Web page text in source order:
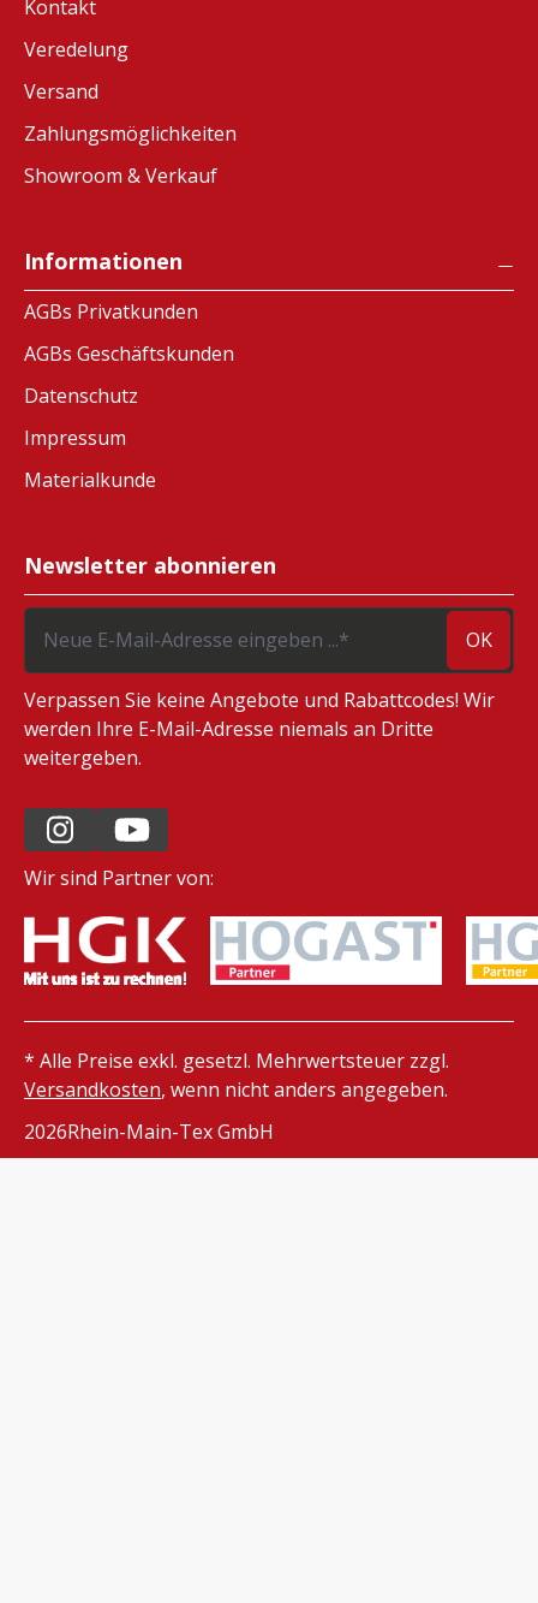
Kontakt
Veredelung
Versand
Zahlungsmöglichkeiten
Showroom & Verkauf
Informationen
AGBs Privatkunden
AGBs Geschäftskunden
Datenschutz
Impressum
Materialkunde
Newsletter abonnieren
OK
Verpassen Sie keine Angebote und Rabattcodes! Wir
werden Ihre E-Mail-Adresse niemals an Dritte
weitergeben.
Wir sind Partner von:
* Alle Preise exkl. gesetzl. Mehrwertsteuer zzgl.
Versandkosten, wenn nicht anders angegeben.
2026Rhein-Main-Tex GmbH